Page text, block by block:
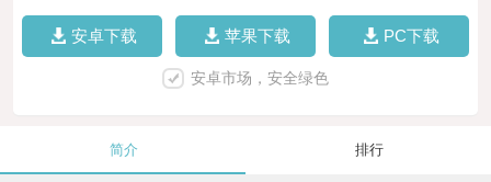
安卓下载 苹果下载 PC下载
安卓市场，安全绿色
简介 排行